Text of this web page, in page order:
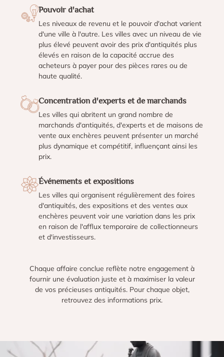
Pouvoir d'achat
Les niveaux de revenu et le pouvoir d'achat varient
d'une ville à l'autre. Les villes avec un niveau de vie
plus élevé peuvent avoir des prix d'antiquités plus
élevés en raison de la capacité accrue des
acheteurs à payer pour des pièces rares ou de
haute qualité.
Concentration d'experts et de marchands
Les villes qui abritent un grand nombre de
marchands d'antiquités, d'experts et de maisons de
vente aux enchères peuvent présenter un marché
plus dynamique et compétitif, influençant ainsi les
prix.
Événements et expositions
Les villes qui organisent régulièrement des foires
d'antiquités, des expositions et des ventes aux
enchères peuvent voir une variation dans les prix
en raison de l'afflux temporaire de collectionneurs
et d'investisseurs.
Chaque affaire conclue reflète notre engagement à
fournir une évaluation juste et à maximiser la valeur
de vos précieuses antiquités. Pour chaque objet,
retrouvez des informations prix.